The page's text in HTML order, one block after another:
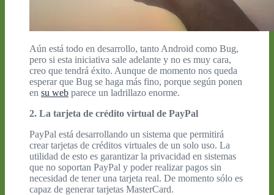
Aún está todo en desarrollo, tanto Android como Bug,
pero si esta iniciativa sale adelante y no es muy cara,
creo que tendrá éxito. Aunque de momento nos queda
esperar que Bug se haga más fino, porque según ponen
en su web parece un ladrillazo enorme.
2. La tarjeta de crédito virtual de PayPal
PayPal está desarrollando un sistema que permitirá
crear tarjetas de créditos virtuales de un solo uso. La
utilidad de esto es garantizar la privacidad en sistemas
que no soportan PayPal y poder realizar pagos sin
necesidad de tener una tarjeta real. De momento sólo es
capaz de generar tarjetas MasterCard.